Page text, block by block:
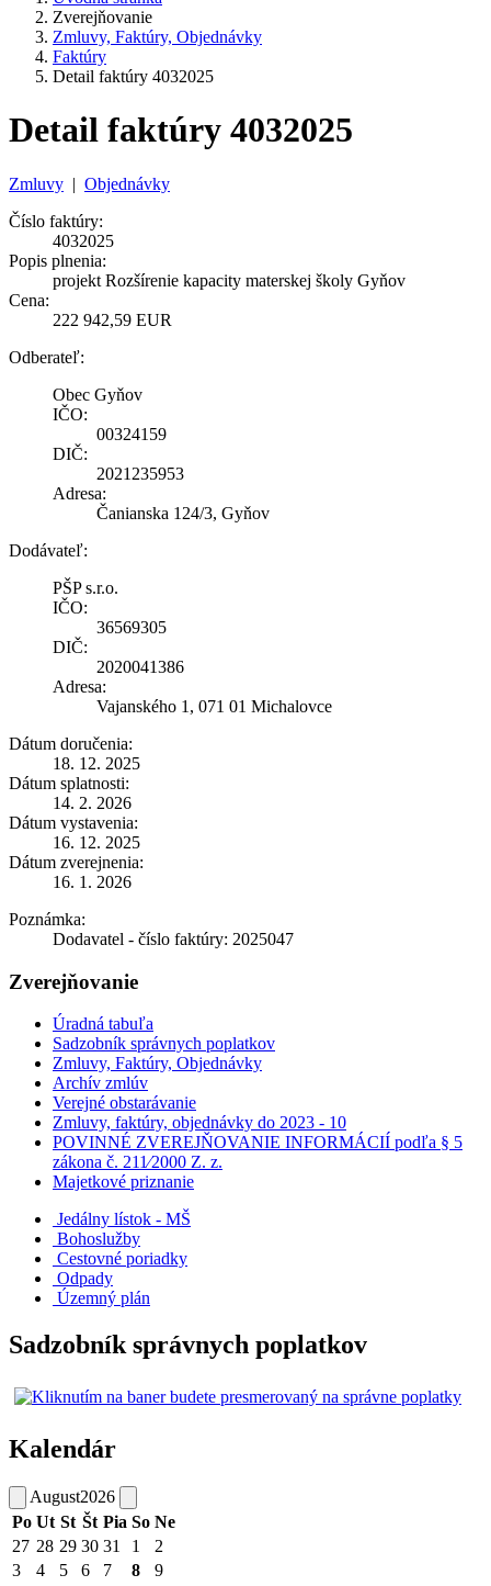
Zverejňovanie
Zmluvy, Faktúry, Objednávky
Faktúry
Detail faktúry 4032025
Detail faktúry 4032025
Zmluvy | Objednávky
Číslo faktúry:
4032025
Popis plnenia:
projekt Rozšírenie kapacity materskej školy Gyňov
Cena:
222 942,59 EUR
Odberateľ:
Obec Gyňov
IČO:
00324159
DIČ:
2021235953
Adresa:
Čanianska 124/3, Gyňov
Dodávateľ:
PŠP s.r.o.
IČO:
36569305
DIČ:
2020041386
Adresa:
Vajanského 1, 071 01 Michalovce
Dátum doručenia:
18. 12. 2025
Dátum splatnosti:
14. 2. 2026
Dátum vystavenia:
16. 12. 2025
Dátum zverejnenia:
16. 1. 2026
Poznámka:
Dodavatel - číslo faktúry: 2025047
Zverejňovanie
Úradná tabuľa
Sadzobník správnych poplatkov
Zmluvy, Faktúry, Objednávky
Archív zmlúv
Verejné obstarávanie
Zmluvy, faktúry, objednávky do 2023 - 10
POVINNÉ ZVEREJŇOVANIE INFORMÁCIÍ podľa § 5
zákona č. 211⁄2000 Z. z.
Majetkové priznanie
Jedálny lístok - MŠ
Bohoslužby
Cestovné poriadky
Odpady
Územný plán
Sadzobník správnych poplatkov
Kalendár
August2026
Po Ut St Št Pia So Ne
27 28 29 30 31 1
2
3
4 5 6 7 8
9